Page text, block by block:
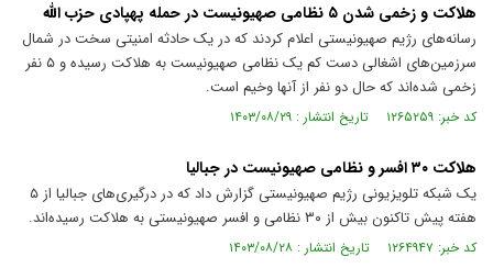
هلاکت و زخمی شدن ۵ نظامی صهیونیست در حمله پهپادی حزب الله
رسانه‌های رژیم صهیونیستی اعلام کردند که در یک حادثه امنیتی سخت در شمال
سرزمین‌های اشغالی دست کم یک نظامی صهیونیست به هلاکت رسیده و ۵ نفر
زخمی شده‌اند که حال دو نفر از آنها وخیم است.
کد خبر: ۱۲۶۵۲۵۹ تاریخ انتشار : ۱۴۰۳/۰۸/۲۹
هلاکت ۳۰ افسر و نظامی صهیونیست در جبالیا
یک شبکه تلویزیونی رژیم صهیونیستی گزارش داد که در درگیری‌های جبالیا از ۵
هفته پیش تاکنون بیش از ۳۰ نظامی و افسر صهیونیستی به هلاکت رسیده‌اند.
کد خبر: ۱۲۶۴۹۴۷ تاریخ انتشار : ۱۴۰۳/۰۸/۲۸